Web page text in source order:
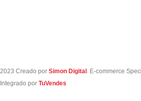
2023 Creado por Simon Digital . E-commerce
Integrado por TuVendes